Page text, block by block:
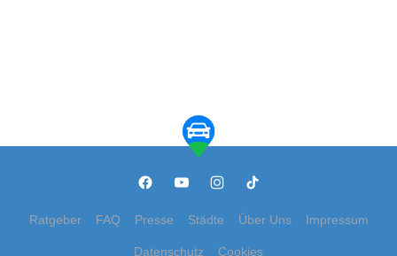
Ratgeber FAQ Presse Städte Über Uns Impressum
Datenschutz Cookies